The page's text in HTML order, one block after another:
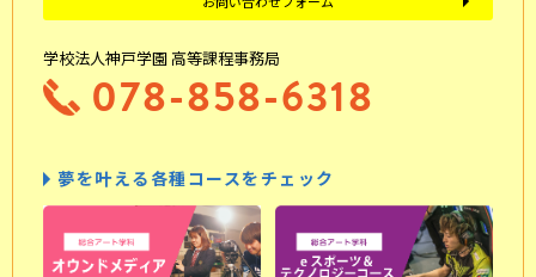
学校法人神戸学園 高等課程事務局
078-858-6318
夢を叶える各種コースをチェック